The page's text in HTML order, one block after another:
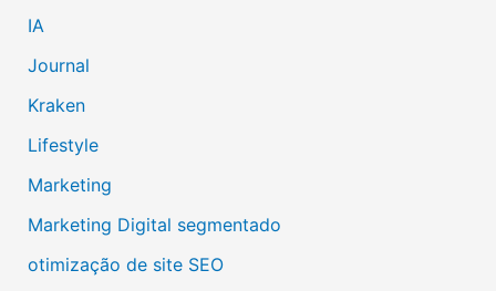
IA
Journal
Kraken
Lifestyle
Marketing
Marketing Digital segmentado
otimização de site SEO